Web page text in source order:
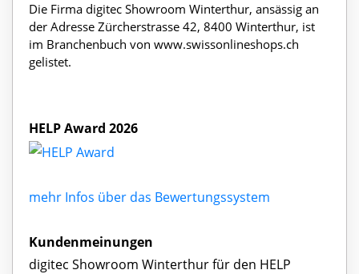
Die Firma digitec Showroom Winterthur, ansässig an
der Adresse Zürcherstrasse 42, 8400 Winterthur, ist
im Branchenbuch von www.swissonlineshops.ch
gelistet.
HELP Award 2026
mehr Infos über das Bewertungssystem
Kundenmeinungen
digitec Showroom Winterthur für den HELP